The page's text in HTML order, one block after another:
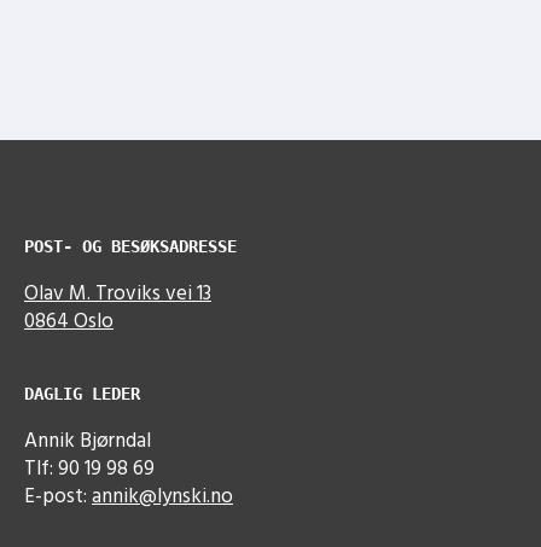
POST- OG BESØKSADRESSE
Olav M. Troviks vei 13
0864 Oslo
DAGLIG LEDER
Annik Bjørndal
Tlf: 90 19 98 69
E-post:annik@lynski.no